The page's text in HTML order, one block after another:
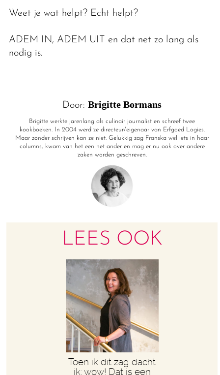
Weet je wat helpt? Echt helpt?
ADEM IN, ADEM UIT en dat net zo lang als
nodig is.
Door:Brigitte Bormans
Brigitte werkte jarenlang als culinair journalist en schreef twee
kookboeken. In 2004 werd ze directeur/eigenaar van Erfgoed Logies.
Maar zonder schrijven kan ze niet. Gelukkig zag Franska wel iets in haar
columns, kwam van het een het ander en mag er nu ook over andere
zaken worden geschreven.
LEES OOK
Toen ik dit zag dacht
ik: wow! Dat is een